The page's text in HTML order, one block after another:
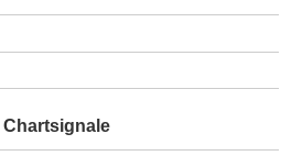
Chartsignale